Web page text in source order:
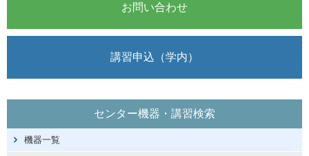
お問い合わせ
講習申込（学内）
センター機器・講習検索
機器一覧